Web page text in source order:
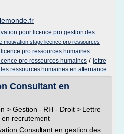
pour licence pro gestion des
motivation stage licence pro ressources
licence pro ressources humaines
pro ressources humaines / lettre
ressources humaines en alternance
Consultant en
> Gestion - RH - Droit > Lettre
en recrutement
Consultant en gestion des